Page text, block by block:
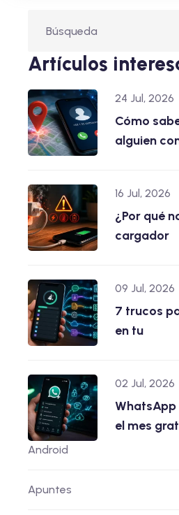
Artículos
24 Jul, 2026
Cómo
alguien
16 Jul, 2026
¿Por qué
cargador
09 Jul, 2026
7 trucos
en tu
02 Jul, 2026
WhatsApp
el mes
Android
Apuntes